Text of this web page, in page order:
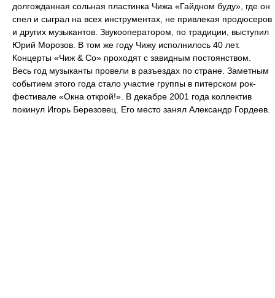
долгожданная сольная пластинка Чижа «Гайдном буду», где он
спел и сыграл на всех инструментах, не привлекая продюсеров
и других музыкантов. Звукооператором, по традиции, выступил
Юрий Морозов. В том же году Чижу исполнилось 40 лет.
Концерты «Чиж & Со» проходят с завидным постоянством.
Весь год музыканты провели в разъездах по стране. Заметным
событием этого года стало участие группы в питерском рок-
фестивале «Окна открой!». В декабре 2001 года коллектив
покинул Игорь Березовец. Его место занял Александр Гордеев.